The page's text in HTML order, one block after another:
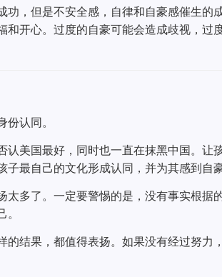
功，但是不安全感，自律和自豪感催生的
开心。过度的自豪可能会造成歧视，过
认同。
美国最好，同时也一直在抹黑中国。让
最自己的文化形成认同，并为其感到自
多了。一定要警惕的是，没有事实根据
结果，都值得表扬。如果没有经过努力